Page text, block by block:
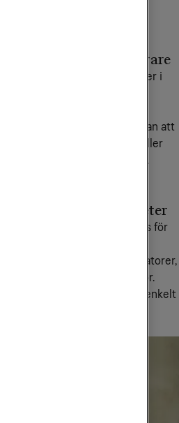
Lösenordshanterare
Skapar, sparar och fyller i
Du loggar in säkert utan att
behöva komma ihåg eller
återanvända lösenord.
Skydda alla enheter
Tele2 Säker Total finns för
familjemedlemmars datorer,
mobiler och surfplattor.
Hantera alla enheter enkelt